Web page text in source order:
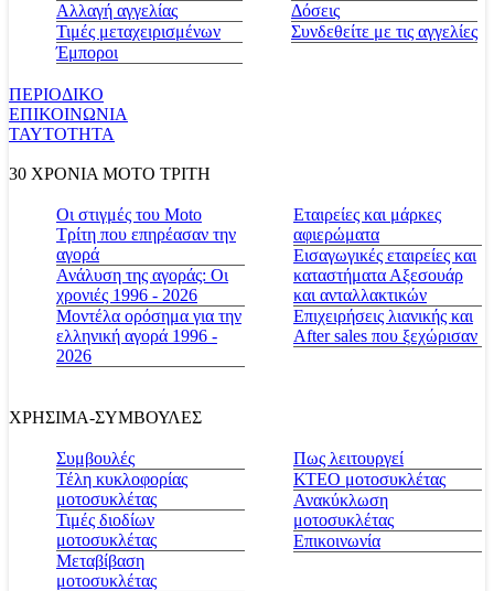
Αλλαγή αγγελίας
Τιμές μεταχειρισμένων
Έμποροι
Δόσεις
Συνδεθείτε με τις αγγελίες
ΠΕΡΙΟΔΙΚΟ
ΕΠΙΚΟΙΝΩΝΙΑ
ΤΑΥΤΟΤΗΤΑ
30 ΧΡΟΝΙΑ MOTO ΤΡΙΤΗ
Οι στιγμές του Moto
Τρίτη που επηρέασαν την
αγορά
Ανάλυση της αγοράς: Οι
χρονιές 1996 - 2026
Μοντέλα ορόσημα για την
ελληνική αγορά 1996 -
2026
Εταιρείες και μάρκες
αφιερώματα
Εισαγωγικές εταιρείες και
καταστήματα Αξεσουάρ
και ανταλλακτικών
Επιχειρήσεις λιανικής και
After sales που ξεχώρισαν
ΧΡΗΣΙΜΑ-ΣΥΜΒΟΥΛΕΣ
Συμβουλές
Τέλη κυκλοφορίας
μοτοσυκλέτας
Τιμές διοδίων
μοτοσυκλέτας
Μεταβίβαση
μοτοσυκλέτας
Πως λειτουργεί
ΚΤΕΟ μοτοσυκλέτας
Ανακύκλωση
μοτοσυκλέτας
Επικοινωνία